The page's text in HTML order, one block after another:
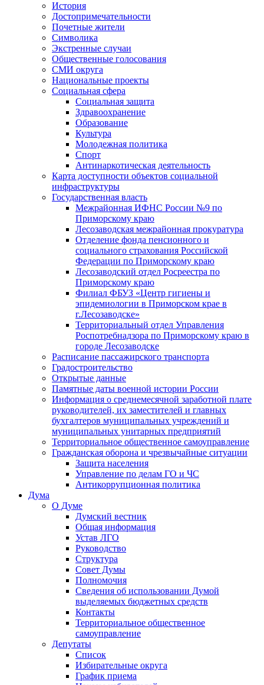
История
Достопримечательности
Почетные жители
Символика
Экстренные случаи
Общественные голосования
СМИ округа
Национальные проекты
Социальная сфера
Социальная защита
Здравоохранение
Образование
Культура
Молодежная политика
Спорт
Антинаркотическая деятельность
Карта доступности объектов социальной
инфраструктуры
Государственная власть
Межрайонная ИФНС России №9 по
Приморскому краю
Лесозаводская межрайонная прокуратура
Отделение фонда пенсионного и
социального страхования Российской
Федерации по Приморскому краю
Лесозаводский отдел Росреестра по
Приморскому краю
Филиал ФБУЗ «Центр гигиены и
эпидемиологии в Приморском крае в
г.Лесозаводске»
Территориальный отдел Управления
Роспотребнадзора по Приморскому краю в
городе Лесозаводске
Расписание пассажирского транспорта
Градостроительство
Открытые данные
Памятные даты военной истории России
Информация о среднемесячной заработной плате
руководителей, их заместителей и главных
бухгалтеров муниципальных учреждений и
муниципальных унитарных предприятий
Территориальное общественное самоуправление
Гражданская оборона и чрезвычайные ситуации
Защита населения
Управление по делам ГО и ЧС
Антикоррупционная политика
Дума
О Думе
Думский вестник
Общая информация
Устав ЛГО
Руководство
Структура
Совет Думы
Полномочия
Сведения об использовании Думой
выделяемых бюджетных средств
Контакты
Территориальное общественное
самоуправление
Депутаты
Список
Избирательные округа
График приема